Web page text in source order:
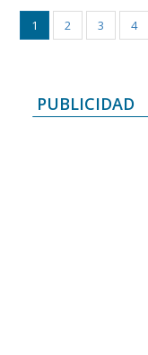
1 2 3 4
PUBLICIDAD